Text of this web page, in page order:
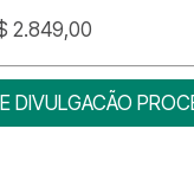
2.849,00
DIVULGACÃO